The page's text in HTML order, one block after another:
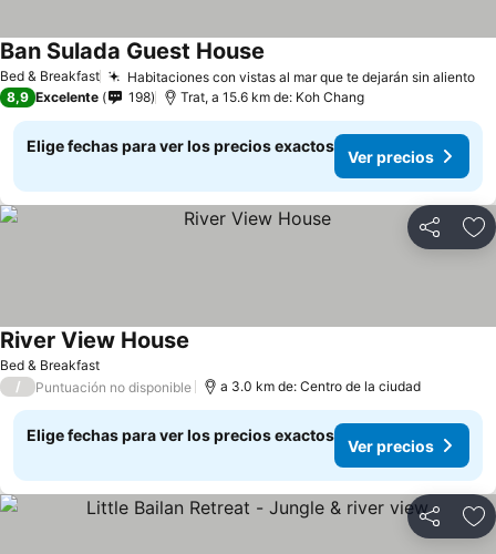
Bed & Breakfast Habitaciones con vistas al mar que te dejarán sin aliento
Ban Sulada Guest House
8,9 Excelente 198 Trat, a 15.6 km de: Koh Chang
Elige fechas para ver los precios exactos
Ver precios
Compartir
Bed & Breakfast
River View House
/ Puntuación no disponible a 3.0 km de: Centro de la ciudad
Elige fechas para ver los precios exactos
Ver precios
Compartir